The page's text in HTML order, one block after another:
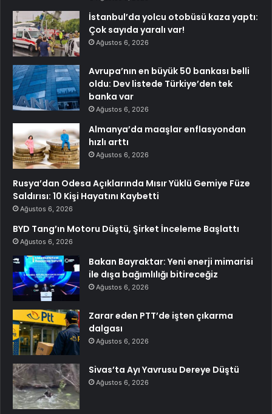
İstanbul’da yolcu otobüsü kaza yaptı:
Çok sayıda yaralı var!
Ağustos 6, 2026
Avrupa’nın en büyük 50 bankası belli
oldu: Dev listede Türkiye’den tek
banka var
Ağustos 6, 2026
Almanya’da maaşlar enflasyondan
hızlı arttı
Ağustos 6, 2026
Rusya’dan Odesa Açıklarında Mısır Yüklü Gemiye Füze
Saldırısı: 10 Kişi Hayatını Kaybetti
Ağustos 6, 2026
BYD Tang’ın Motoru Düştü, Şirket İnceleme Başlattı
Ağustos 6, 2026
Bakan Bayraktar: Yeni enerji mimarisi
ile dışa bağımlılığı bitireceğiz
Ağustos 6, 2026
Zarar eden PTT’de işten çıkarma
dalgası
Ağustos 6, 2026
Sivas’ta Ayı Yavrusu Dereye Düştü
Ağustos 6, 2026